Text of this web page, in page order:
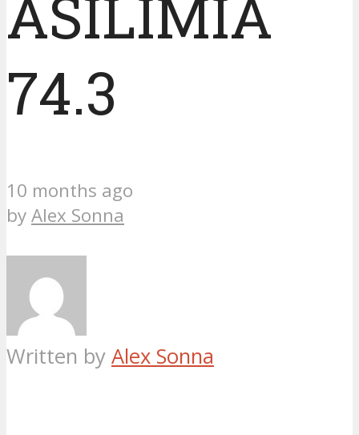
ASILIMIA
74.3
10 months ago
byAlex Sonna
Written by Alex Sonna